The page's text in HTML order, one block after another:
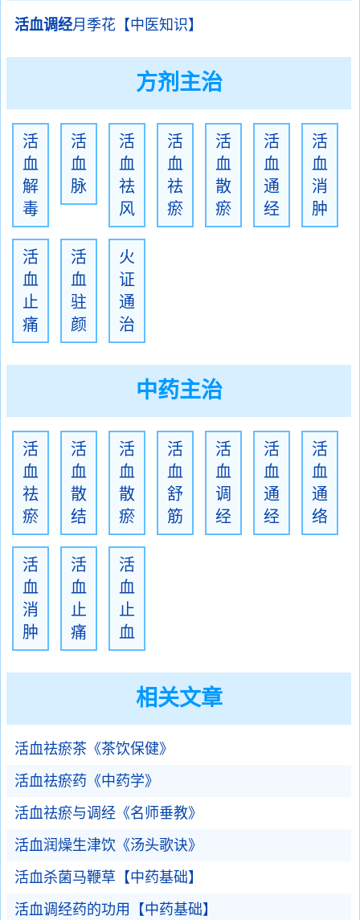
活血调经月季花【中医知识】
方剂主治
活
血
解
毒
活
血
脉
活
血
祛
风
活
血
祛
瘀
活
血
散
瘀
活
血
通
经
活
血
消
肿
活
血
止
痛
活
血
驻
颜
火
证
通
治
中药主治
活
血
祛
瘀
活
血
散
结
活
血
散
瘀
活
血
舒
筋
活
血
调
经
活
血
通
经
活
血
通
络
活
血
消
肿
活
血
止
痛
活
血
止
血
相关文章
活血祛瘀茶《茶饮保健》
活血祛瘀药《中药学》
活血祛瘀与调经《名师垂教》
活血润燥生津饮《汤头歌诀》
活血杀菌马鞭草【中药基础】
活血调经药的功用【中药基础】